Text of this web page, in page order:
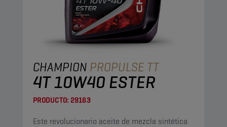
CHAMPION PROPULSE TT
4T 10W40 ESTER
PRODUCTO: 29163
Este revolucionario aceite de mezcla sintética